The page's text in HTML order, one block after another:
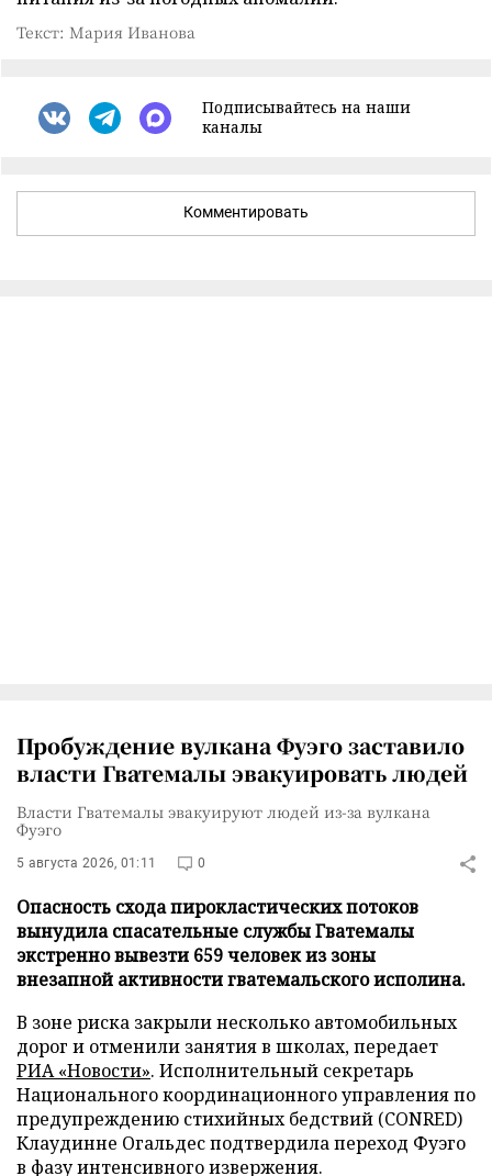
Текст: Мария Иванова
Подписывайтесь на наши
каналы
Комментировать
Пробуждение вулкана Фуэго заставило
власти Гватемалы эвакуировать людей
Власти Гватемалы эвакуируют людей из-за вулкана
Фуэго
5 августа 2026, 01:11 0
Опасность схода пирокластических потоков
вынудила спасательные службы Гватемалы
экстренно вывезти 659 человек из зоны
внезапной активности гватемальского исполина.
В зоне риска закрыли несколько автомобильных
дорог и отменили занятия в школах, передает
РИА «Новости». Исполнительный секретарь
Национального координационного управления по
предупреждению стихийных бедствий (CONRED)
Клаудинне Огальдес подтвердила переход Фуэго
в фазу интенсивного извержения.